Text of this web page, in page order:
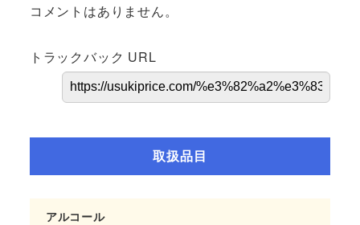
コメントはありません。
トラックバック URL
取扱品目
アルコール